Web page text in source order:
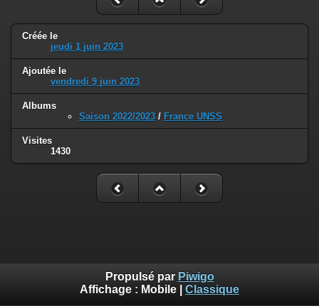
Créée le
jeudi 1 juin 2023
Ajoutée le
vendredi 9 juin 2023
Albums
Saison 2022/2023 / France UNSS
Visites
1430
Propulsé par Piwigo
Affichage : Mobile Classique